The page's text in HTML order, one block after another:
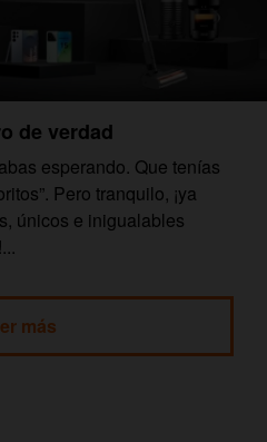
de verdad
esperando. Que tenías
Pero tranquilo, ¡ya
únicos e inigualables
más